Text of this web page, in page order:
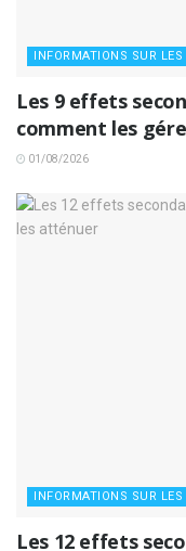
INFORMATIONS SUR
Les 9 effets
comment les
01/08/2026
INFORMATIONS SUR
Les 12 effets